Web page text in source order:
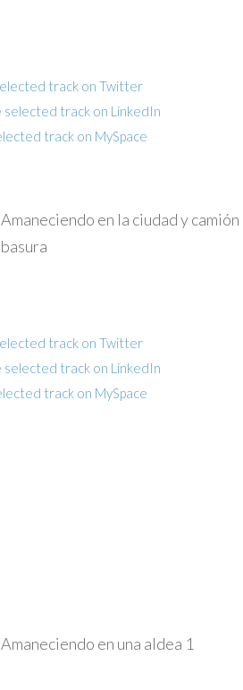
Amaneciendo en la ciudad y camión
basura
Amaneciendo en una aldea 1